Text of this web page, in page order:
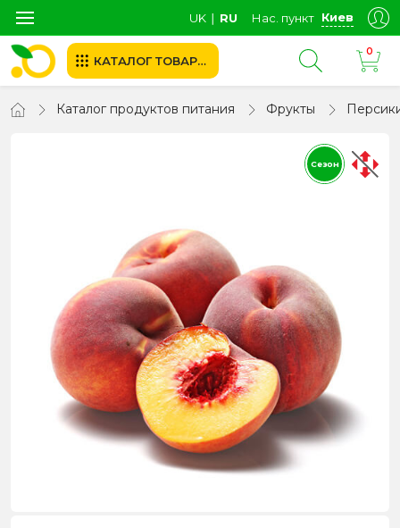
UK ∣ RU Нас. пункт Киев
КАТАЛОГ ТОВАРОВ
0
Каталог продуктов питания Фрукты
Сезон